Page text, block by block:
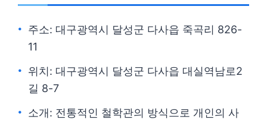
주소: 대구광역시 달성군 다사읍 죽곡리 826-
11
위치: 대구광역시 달성군 다사읍 대실역남로2
길 8-7
소개: 전통적인 철학관의 방식으로 개인의 사